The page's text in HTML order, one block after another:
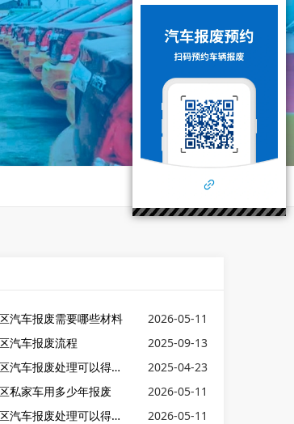
汽车报废需要哪些材料
2026-05-11
汽车报废流程
2025-09-13
车报废处理可以得到多少钱
2025-04-23
私家车用多少年报废
2026-05-11
车报废处理可以得到多少钱
2026-05-11